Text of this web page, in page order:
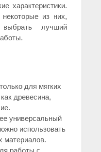
характеристики.
из них,
лучший
для мягких
древесина,
универсальный
использовать
материалов.